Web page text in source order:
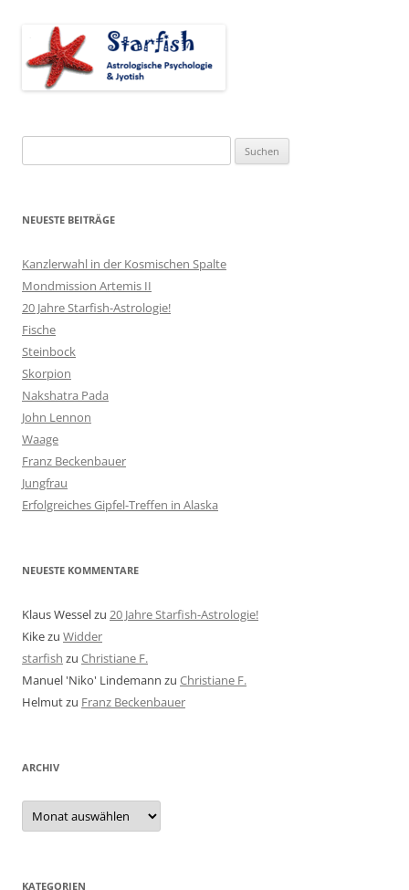
nach:
NEUESTE BEITRÄGE
Kanzlerwahl in der Kosmischen Spalte
Mondmission Artemis II
20 Jahre Starfish-Astrologie!
Fische
Steinbock
Skorpion
Nakshatra Pada
John Lennon
Waage
Franz Beckenbauer
Jungfrau
Erfolgreiches Gipfel-Treffen in Alaska
NEUESTE KOMMENTARE
Klaus Wesselzu 20 Jahre Starfish-Astrologie!
Kikezu Widder
starfish zu Christiane F.
Manuel 'Niko' Lindemann zu Christiane F.
Helmutzu Franz Beckenbauer
ARCHIV
Archiv
KATEGORIEN